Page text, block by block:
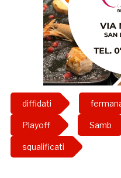
diffidati
Playoff Samb
squalificati